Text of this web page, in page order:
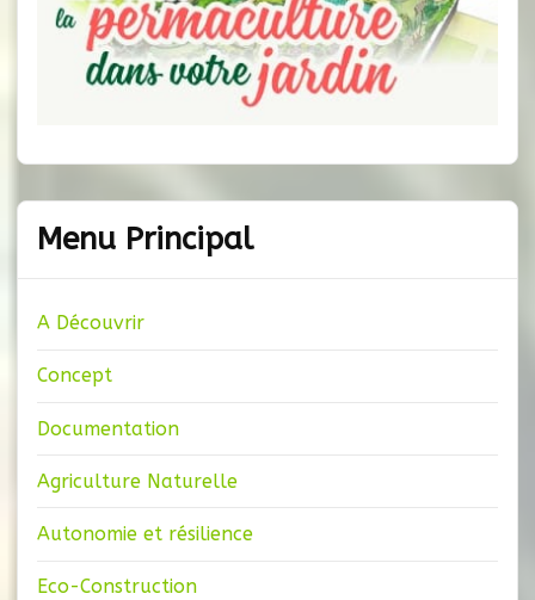
Menu Principal
A Découvrir
Concept
Documentation
Agriculture Naturelle
Autonomie et résilience
Eco-Construction